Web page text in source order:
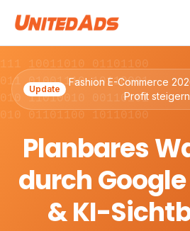
10011010 01101100
01001110 10110001
11010010 00110101
01101100 10110100
Update
Fashion E-Commerce
Profit
Planbares
durch Google
& KI-